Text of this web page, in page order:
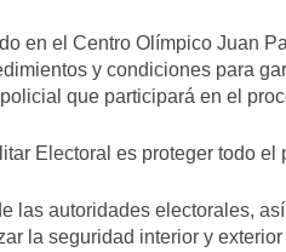
en el Centro Olímpico Juan
y condiciones para
que participará en el
Electoral es proteger todo el
las autoridades electorales,
la seguridad interior y